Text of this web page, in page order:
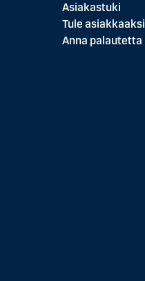
Asiakastuki
Tule asiakkaaksi
Anna palautetta